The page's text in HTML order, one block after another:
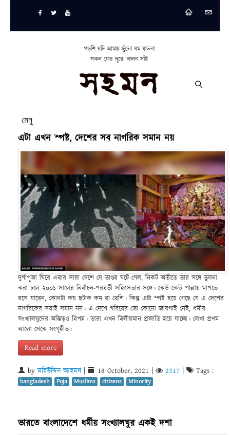
পড়শি যদি আমায় ছুঁতো যম যাতনা
সকল যেত দূরে: লালন সাঁই
মেনু
এটা এখন স্পষ্ট, দেশের সব নাগরিক সমান নয়
দুর্গাপূজা ঘিরে এবার সারা দেশে যে তাণ্ডব ঘটে গেল, নিকট অতীতে তার সঙ্গে তুলনা
করা চলে ২০০১ সালের নির্বাচন-পরবর্তী সহিংসতার সঙ্গে। কেউ কেউ পাল্লায় মাপতে
বসে যাবেন, কোনটা কয় ছটাক কম বা বেশি। কিন্তু এটা স্পষ্ট হয়ে গেছে যে এ দেশের
নাগরিকের সবাই সমান নন। এ দেশে গরিবের তো কোনো জায়গাই নেই, ধর্মীয়
সংখ্যালঘুদের অস্তিত্বও বিপন্ন। তারা এখন বিলীয়মান প্রজাতি হয়ে যাচ্ছে। লেখা প্রথম
আলো থেকে সংগৃহীত।
Read more
byমহিউদ্দিন আহমদ| 18 October, 2021 2317 Tags :
bangladesh Puja Muslims citizens Minority
ভারতে বাংলাদেশে ধর্মীয় সংখ্যালঘুর একই দশা